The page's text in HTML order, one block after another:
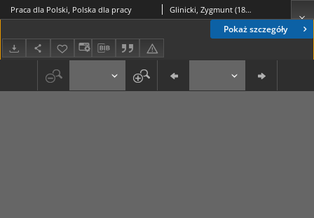
Pokaż szczegóły
Praca dla Polski, Polska dla pracy Glinicki, Zygmunt (1898-1940)